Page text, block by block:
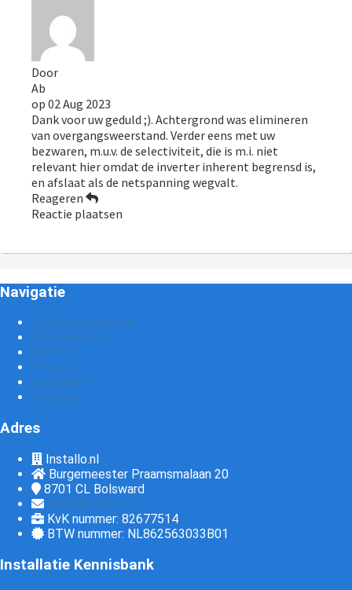
Door
Ab
op 02 Aug 2023
Dank voor uw geduld ;). Achtergrond was elimineren
van overgangsweerstand. Verder eens met uw
bezwaren, m.u.v. de selectiviteit, die is m.i. niet
relevant hier omdat de inverter inherent begrensd is,
en afslaat als de netspanning wegvalt.
Reageren
Reactie plaatsen
Navigatie
123GroepenKast.nl
GWSelektro.nl
Contact
Privacy
Disclaimer
Over ons
Adres
Installo.nl
Burgemeester Praamsmalaan 20
8701 CL Bolsward
info@installo.nl
KvK nummer: 82677514
BTW nummer: NL862563033B01
Installatie Kennisbank